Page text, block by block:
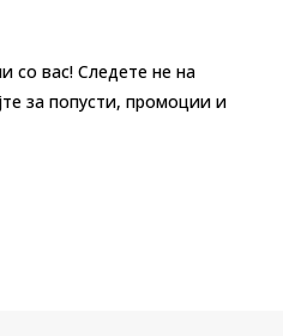
со вас! Следете не на
за попусти, промоции и